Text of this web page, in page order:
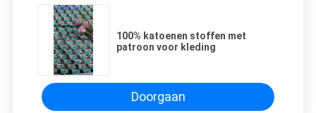
100% katoenen stoffen met
patroon voor kleding
Doorgaan